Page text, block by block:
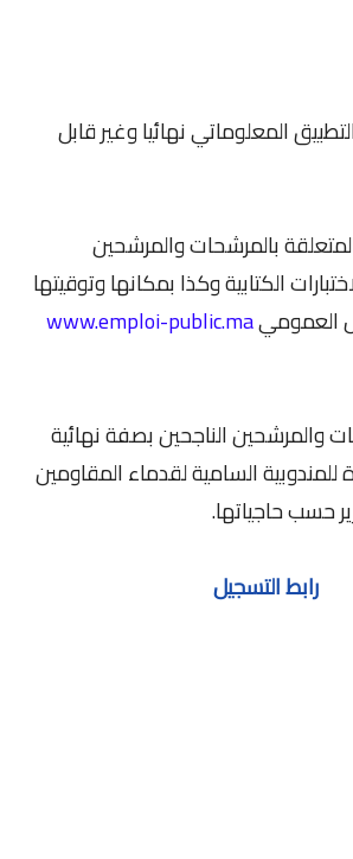
المعلوماتي نهائيا وغير قابل
بالمرشحات والمرشحين
الكتابية وكذا بمكانها وتوقيتها
العموميwww.emploi-public.ma
والمرشحين الناجحين بصفة نهائية
للمندوبية السامية لقدماء المقاومين
حسب حاجياتها.
رابط التسجيل